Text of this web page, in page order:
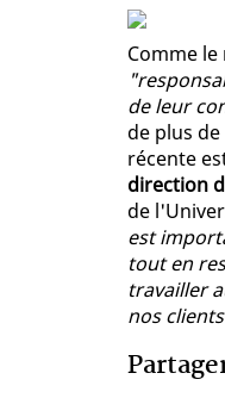
Comme
de leur
de plus
récente
direction
de
est
tout en
travailler
nos